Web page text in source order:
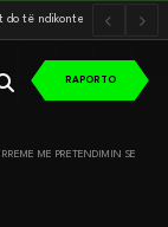
t do të nd i konte s
RAPORTO
ME PRETENDIMIN SE